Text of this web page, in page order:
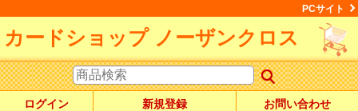
PCサイト
カードショップ ノーザンクロス
ログイン 新規登録 お問い合わせ